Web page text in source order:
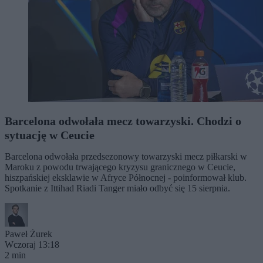
Barcelona odwołała mecz towarzyski. Chodzi o
sytuację w Ceucie
Barcelona odwołała przedsezonowy towarzyski mecz piłkarski w
Maroku z powodu trwającego kryzysu granicznego w Ceucie,
hiszpańskiej eksklawie w Afryce Północnej - poinformował klub.
Spotkanie z Ittihad Riadi Tanger miało odbyć się 15 sierpnia.
Paweł Żurek
Wczoraj 13:18
2 min